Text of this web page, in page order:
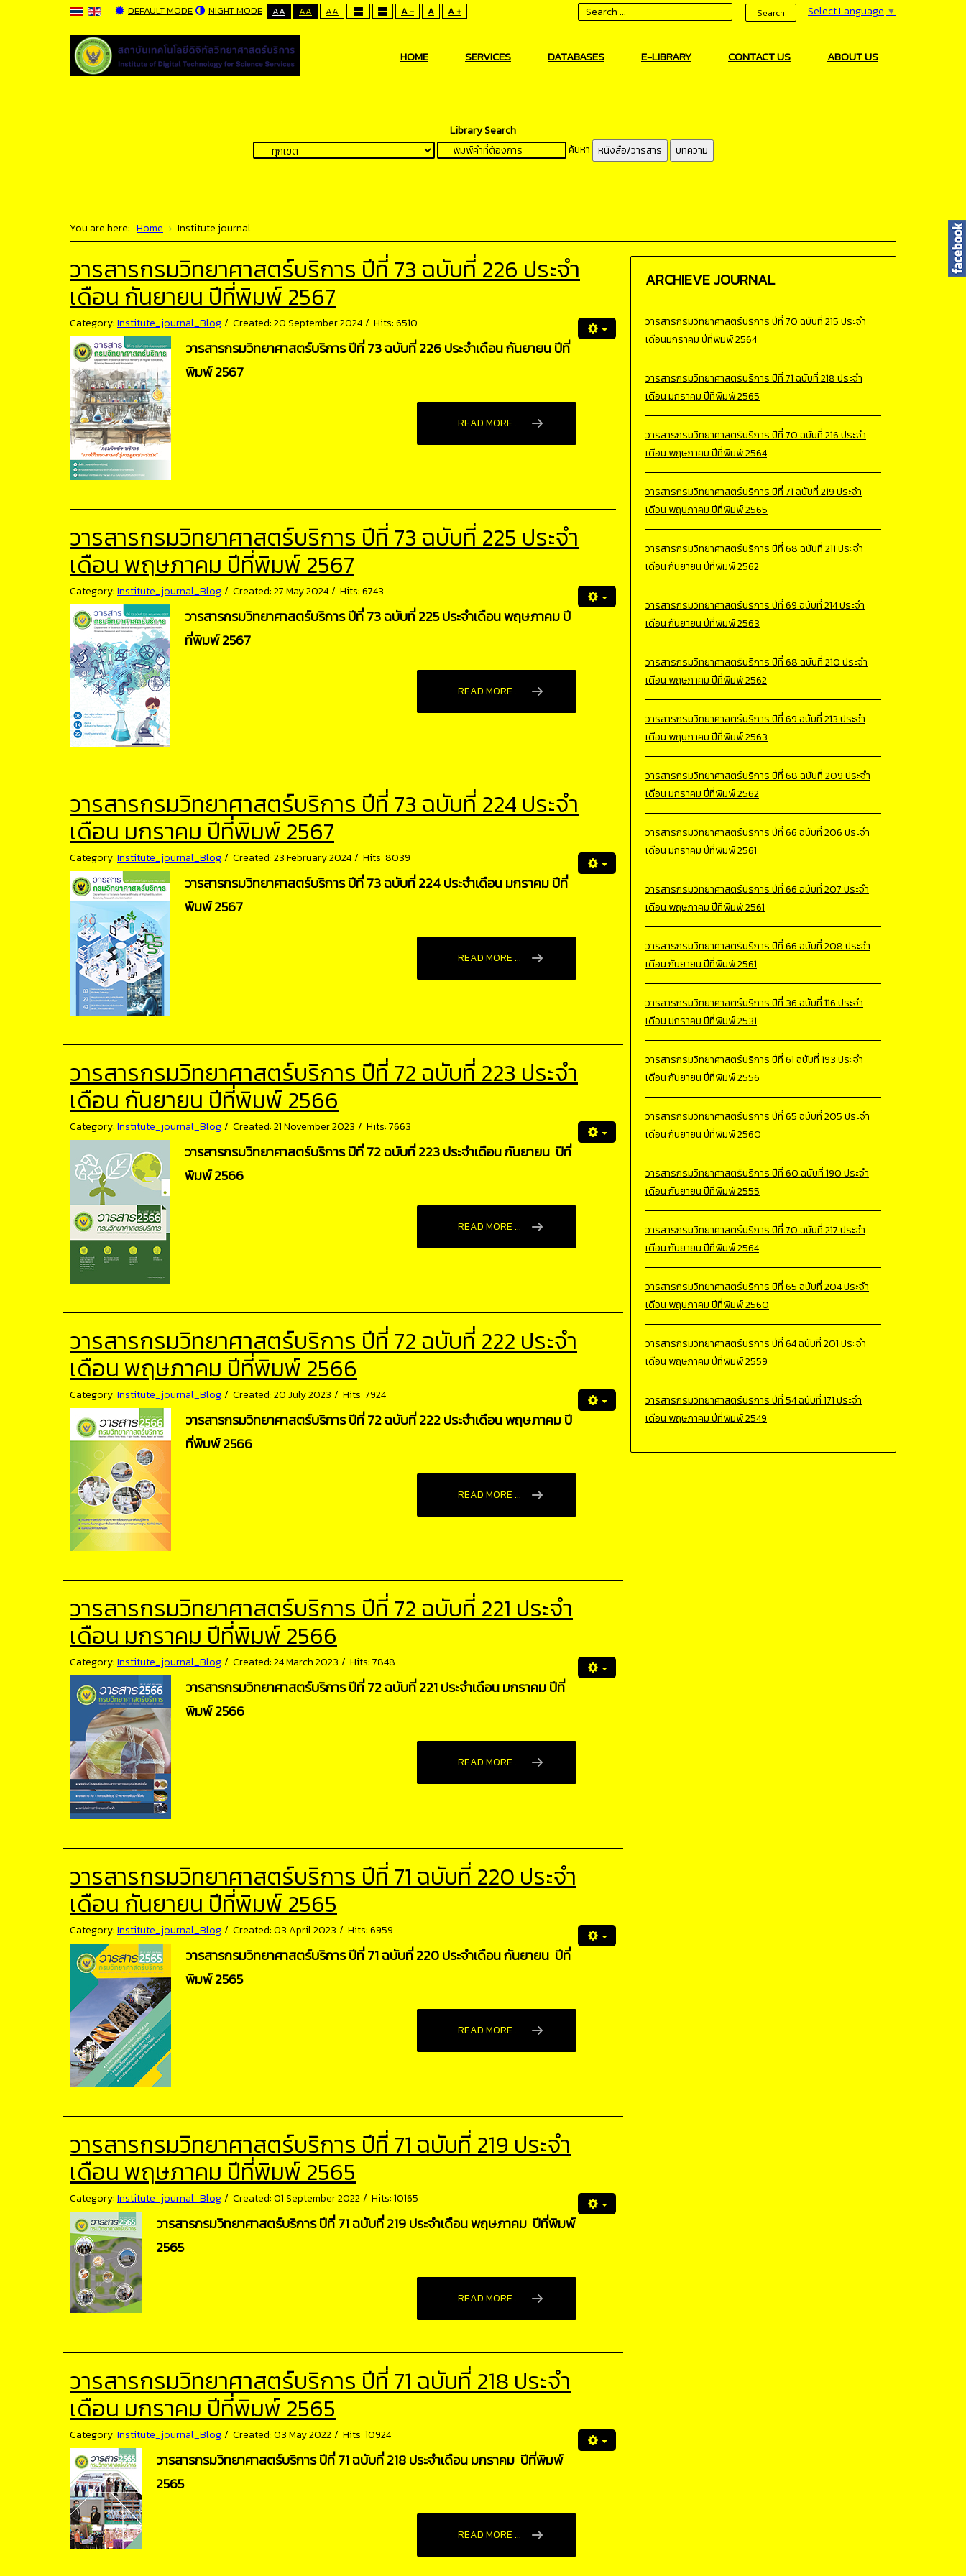
DEFAULT MODE NIGHT MODE AA AA AA A - A A + Select Language ▼
Search
HOME SERVICES DATABASES E-LIBRARY CONTACT US ABOUT US
Library Search
ค้นหา หนังสือ/วารสาร บทความ
You are here: Home Institute journal
วารสารกรมวิทยาศาสตร์บริการ ปีที่ 73 ฉบับที่ 226 ประจำ
เดือน กันยายน ปีที่พิมพ์ 2567
Category:Institute_journal_Blog Created: 20 September 2024 Hits: 6510
วารสารกรมวิทยาศาสตร์บริการ ปีที่ 73 ฉบับที่ 226 ประจำเดือน กันยายน ปีที่
พิมพ์ 2567
READ MORE ...
วารสารกรมวิทยาศาสตร์บริการ ปีที่ 73 ฉบับที่ 225 ประจำ
เดือน พฤษภาคม ปีที่พิมพ์ 2567
Category:Institute_journal_Blog Created: 27 May 2024 Hits: 6743
วารสารกรมวิทยาศาสตร์บริการ ปีที่ 73 ฉบับที่ 225 ประจำเดือน พฤษภาคม ปี
ที่พิมพ์ 2567
READ MORE ...
วารสารกรมวิทยาศาสตร์บริการ ปีที่ 73 ฉบับที่ 224 ประจำ
เดือน มกราคม ปีที่พิมพ์ 2567
Category:Institute_journal_Blog Created: 23 February 2024 Hits: 8039
วารสารกรมวิทยาศาสตร์บริการ ปีที่ 73 ฉบับที่ 224 ประจำเดือน มกราคม ปีที่
พิมพ์ 2567
READ MORE ...
วารสารกรมวิทยาศาสตร์บริการ ปีที่ 72 ฉบับที่ 223 ประจำ
เดือน กันยายน ปีที่พิมพ์ 2566
Category:Institute_journal_Blog Created: 21 November 2023 Hits: 7663
วารสารกรมวิทยาศาสตร์บริการ ปีที่ 72 ฉบับที่ 223 ประจำเดือน กันยายน ปีที่
พิมพ์ 2566
READ MORE ...
วารสารกรมวิทยาศาสตร์บริการ ปีที่ 72 ฉบับที่ 222 ประจำ
เดือน พฤษภาคม ปีที่พิมพ์ 2566
Category:Institute_journal_Blog Created: 20 July 2023 Hits: 7924
วารสารกรมวิทยาศาสตร์บริการ ปีที่ 72 ฉบับที่ 222 ประจำเดือน พฤษภาคม ปี
ที่พิมพ์ 2566
READ MORE ...
วารสารกรมวิทยาศาสตร์บริการ ปีที่ 72 ฉบับที่ 221 ประจำ
เดือน มกราคม ปีที่พิมพ์ 2566
Category:Institute_journal_Blog Created: 24 March 2023 Hits: 7848
วารสารกรมวิทยาศาสตร์บริการ ปีที่ 72 ฉบับที่ 221 ประจำเดือน มกราคม ปีที่
พิมพ์ 2566
READ MORE ...
วารสารกรมวิทยาศาสตร์บริการ ปีที่ 71 ฉบับที่ 220 ประจำ
เดือน กันยายน ปีที่พิมพ์ 2565
Category:Institute_journal_Blog Created: 03 April 2023 Hits: 6959
วารสารกรมวิทยาศาสตร์บริการ ปีที่ 71 ฉบับที่ 220 ประจำเดือน กันยายน ปีที่
พิมพ์ 2565
READ MORE ...
วารสารกรมวิทยาศาสตร์บริการ ปีที่ 71 ฉบับที่ 219 ประจำ
เดือน พฤษภาคม ปีที่พิมพ์ 2565
Category:Institute_journal_Blog Created: 01 September 2022 Hits: 10165
วารสารกรมวิทยาศาสตร์บริการ ปีที่ 71 ฉบับที่ 219 ประจำเดือน พฤษภาคม ปีที่พิมพ์
2565
READ MORE ...
วารสารกรมวิทยาศาสตร์บริการ ปีที่ 71 ฉบับที่ 218 ประจำ
เดือน มกราคม ปีที่พิมพ์ 2565
Category:Institute_journal_Blog Created: 03 May 2022 Hits: 10924
วารสารกรมวิทยาศาสตร์บริการ ปีที่ 71 ฉบับที่ 218 ประจำเดือน มกราคม ปีที่พิมพ์
2565
READ MORE ...
ARCHIEVE JOURNAL
วารสารกรมวิทยาศาสตร์บริการ ปีที่ 70 ฉบับที่ 215 ประจำ
เดือนมกราคม ปีที่พิมพ์ 2564
วารสารกรมวิทยาศาสตร์บริการ ปีที่ 71 ฉบับที่ 218 ประจำ
เดือน มกราคม ปีที่พิมพ์ 2565
วารสารกรมวิทยาศาสตร์บริการ ปีที่ 70 ฉบับที่ 216 ประจำ
เดือน พฤษภาคม ปีที่พิมพ์ 2564
วารสารกรมวิทยาศาสตร์บริการ ปีที่ 71 ฉบับที่ 219 ประจำ
เดือน พฤษภาคม ปีที่พิมพ์ 2565
วารสารกรมวิทยาศาสตร์บริการ ปีที่ 68 ฉบับที่ 211 ประจำ
เดือน กันยายน ปีที่พิมพ์ 2562
วารสารกรมวิทยาศาสตร์บริการ ปีที่ 69 ฉบับที่ 214 ประจำ
เดือน กันยายน ปีที่พิมพ์ 2563
วารสารกรมวิทยาศาสตร์บริการ ปีที่ 68 ฉบับที่ 210 ประจำ
เดือน พฤษภาคม ปีที่พิมพ์ 2562
วารสารกรมวิทยาศาสตร์บริการ ปีที่ 69 ฉบับที่ 213 ประจำ
เดือน พฤษภาคม ปีที่พิมพ์ 2563
วารสารกรมวิทยาศาสตร์บริการ ปีที่ 68 ฉบับที่ 209 ประจำ
เดือน มกราคม ปีที่พิมพ์ 2562
วารสารกรมวิทยาศาสตร์บริการ ปีที่ 66 ฉบับที่ 206 ประจำ
เดือน มกราคม ปีที่พิมพ์ 2561
วารสารกรมวิทยาศาสตร์บริการ ปีที่ 66 ฉบับที่ 207 ประจำ
เดือน พฤษภาคม ปีที่พิมพ์ 2561
วารสารกรมวิทยาศาสตร์บริการ ปีที่ 66 ฉบับที่ 208 ประจำ
เดือน กันยายน ปีที่พิมพ์ 2561
วารสารกรมวิทยาศาสตร์บริการ ปีที่ 36 ฉบับที่ 116 ประจำ
เดือน มกราคม ปีที่พิมพ์ 2531
วารสารกรมวิทยาศาสตร์บริการ ปีที่ 61 ฉบับที่ 193 ประจำ
เดือน กันยายน ปีที่พิมพ์ 2556
วารสารกรมวิทยาศาสตร์บริการ ปีที่ 65 ฉบับที่ 205 ประจำ
เดือน กันยายน ปีที่พิมพ์ 2560
วารสารกรมวิทยาศาสตร์บริการ ปีที่ 60 ฉบับที่ 190 ประจำ
เดือน กันยายน ปีที่พิมพ์ 2555
วารสารกรมวิทยาศาสตร์บริการ ปีที่ 70 ฉบับที่ 217 ประจำ
เดือน กันยายน ปีที่พิมพ์ 2564
วารสารกรมวิทยาศาสตร์บริการ ปีที่ 65 ฉบับที่ 204 ประจำ
เดือน พฤษภาคม ปีที่พิมพ์ 2560
วารสารกรมวิทยาศาสตร์บริการ ปีที่ 64 ฉบับที่ 201 ประจำ
เดือน พฤษภาคม ปีที่พิมพ์ 2559
วารสารกรมวิทยาศาสตร์บริการ ปีที่ 54 ฉบับที่ 171 ประจำ
เดือน พฤษภาคม ปีที่พิมพ์ 2549